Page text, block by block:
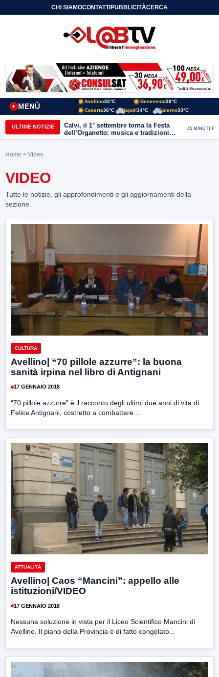
CHI SIAMOCONTATTIPUBBLICITÀCERCA
MENÙ
+
Avellino35°C Benevento38°C
Caserta36°C Napoli34°C Salerno33°C
ULTIME NOTIZIE
Calvi, il 1° settembre torna la Festa
dell’Organetto: musica e tradizioni
popolari dell’entroterra
45 MINUTI FA
Home > Video
VIDEO
Tutte le notizie, gli approfondimenti e gli aggiornamenti della
sezione.
CULTURA
Avellino| “70 pillole azzurre”: la buona
sanità irpina nel libro di Antignani
17 GENNAIO 2018
“70 pillole azzurre” è il racconto degli ultimi due anni di vita di
Felice Antignani, costretto a combattere...
ATTUALITÀ
Avellino| Caos “Mancini”: appello alle
istituzioni/VIDEO
17 GENNAIO 2018
Nessuna soluzione in vista per il Liceo Scientifico Mancini di
Avellino. Il piano della Provincia è di fatto congelato...